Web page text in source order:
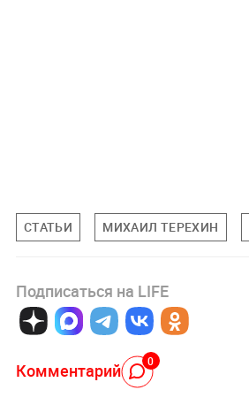
СТАТЬИ МИХАИЛ ТЕРЕХИН
Подписаться на LIFE
Комментарий 0